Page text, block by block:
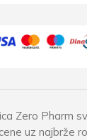
Zero Pharm
uz najbrže